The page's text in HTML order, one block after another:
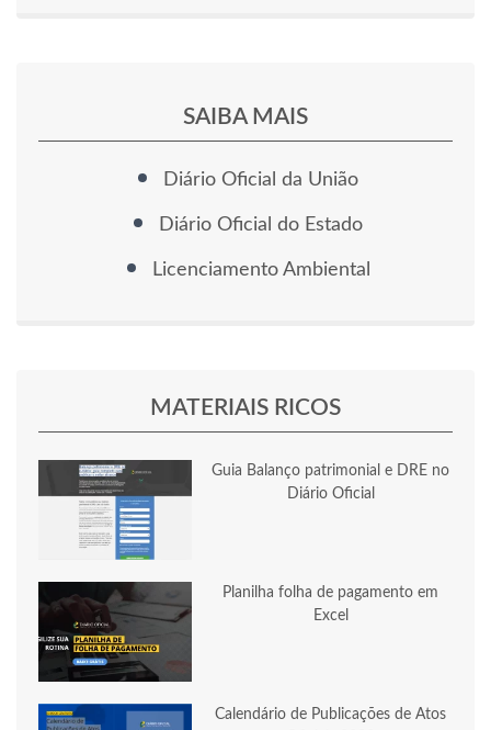
SAIBA MAIS
Diário Oficial da União
Diário Oficial do Estado
Licenciamento Ambiental
MATERIAIS RICOS
Guia Balanço patrimonial e DRE no
Diário Oficial
Planilha folha de pagamento em
Excel
Calendário de Publicações de Atos